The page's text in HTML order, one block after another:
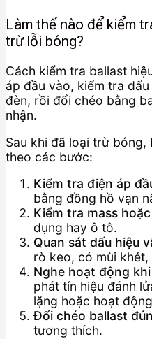
Làm thế nào để kiểm
trừ lỗi bóng?
Cách kiểm tra ballast
áp đầu vào, kiểm tra
đèn, rồi đổi chéo bằng
nhận.
Sau khi đã loại trừ bóng,
theo các bước:
Kiểm tra điện áp
bằng đồng hồ vạn
Kiểm tra mass
dụng hay ô tô.
Quan sát dấu hiệu
rò keo, có mùi khét,
Nghe hoạt động
phát tín hiệu đánh
lặng hoặc hoạt
Đổi chéo ballast
tương thích.